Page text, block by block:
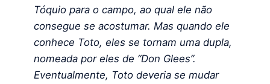
Tóquio para o campo, ao qual ele não
consegue se acostumar. Mas quando ele
conhece Toto, eles se tornam uma dupla,
nomeada por eles de “Don Glees”.
Eventualmente, Toto deveria se mudar